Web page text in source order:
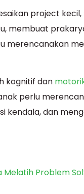
project
membuat
merencanakan
kognitif dan
perlu
kendala, dan
Melatih Problem